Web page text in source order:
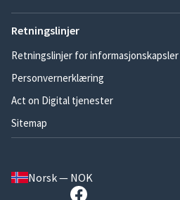
Retningslinjer
Retningslinjer for informasjonskapsler
Personvernerklæring
Act on Digital tjenester
Sitemap
Norsk — NOK